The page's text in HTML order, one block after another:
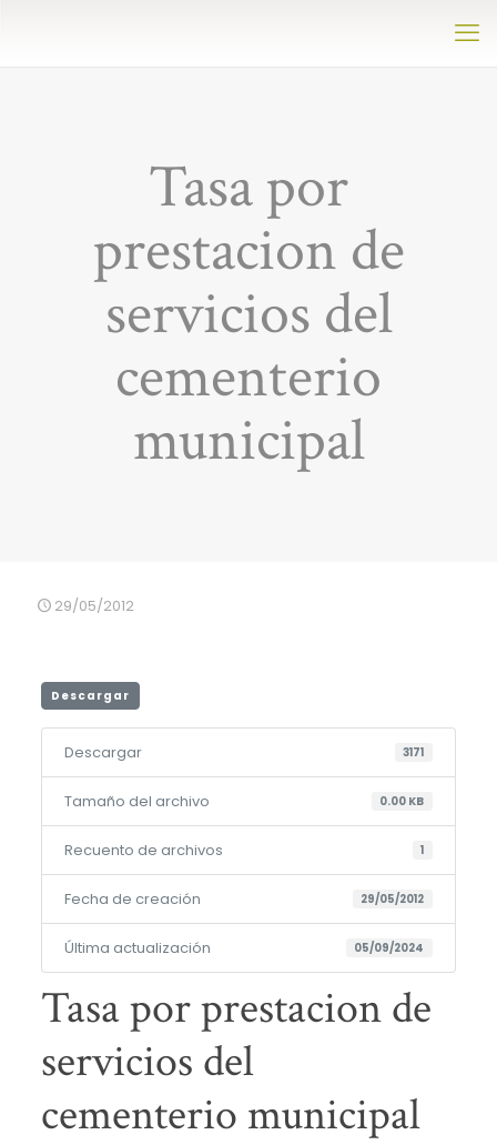
Tasa por
prestacion de
servicios del
cementerio
municipal
29/05/2012
Descargar
Descargar 3171
Tamaño del archivo 0.00 KB
Recuento de archivos 1
Fecha de creación 29/05/2012
Última actualización 05/09/2024
Tasa por prestacion de
servicios del
cementerio municipal